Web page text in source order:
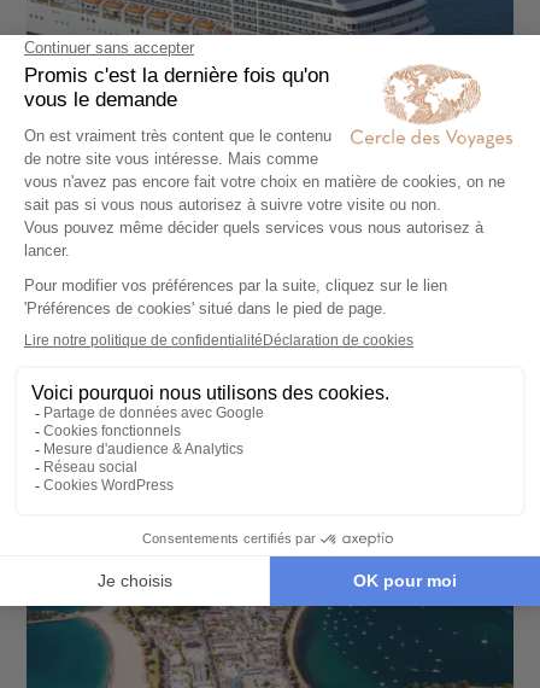
CROISIÈRE
Tour du Monde 2027 MSC Croisières
122 jours - À partir de 17900 €/pers